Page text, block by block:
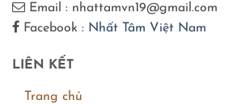
Email : nhattamvn19@gmail.com
Facebook : Nhất Tâm Việt Nam
LIÊN KẾT
Trang chủ